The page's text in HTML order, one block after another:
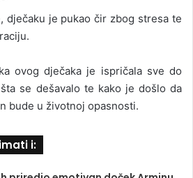
dječaku je pukao čir zbog stresa te
ovog dječaka je ispričala sve do
se dešavalo te kako je došlo da
bude u životnoj opasnosti.
i: